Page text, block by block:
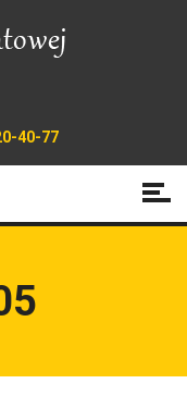
40-77